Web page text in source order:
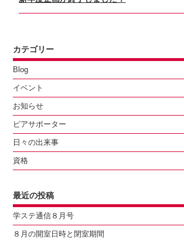
シ
ョ
post:
カテゴリー
Blog
イベント
お知らせ
ピアサポーター
日々の出来事
資格
最近の投稿
学ステ通信８月号
８月の開室日時と閉室期間